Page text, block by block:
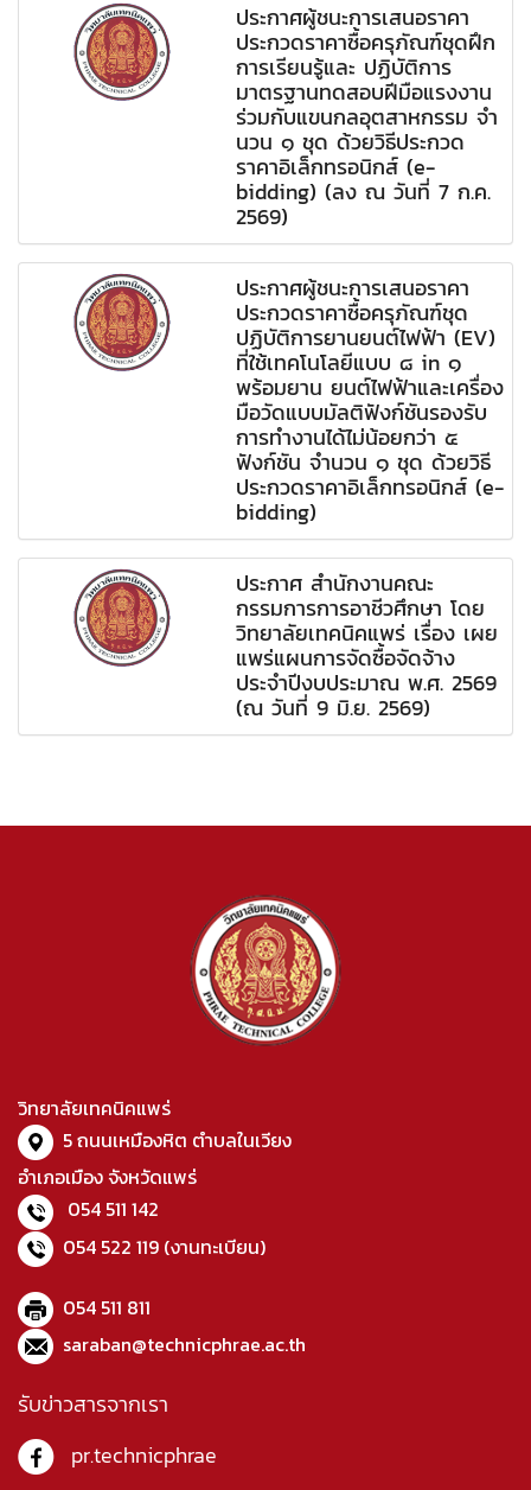
ประกาศผู้ชนะการเสนอราคา
ประกวดราคาซื้อครุภัณฑ์ชุดฝึก
การเรียนรู้และ ปฏิบัติการ
มาตรฐานทดสอบฝีมือแรงงาน
ร่วมกับแขนกลอุตสาหกรรม จํา
นวน ๑ ชุด ด้วยวิธีประกวด
ราคาอิเล็กทรอนิกส์ (e-
bidding) (ลง ณ วันที่ 7 ก.ค.
2569)
ประกาศผู้ชนะการเสนอราคา
ประกวดราคาซื้อครุภัณฑ์ชุด
ปฏิบัติการยานยนต์ไฟฟ้า (EV)
ที่ใช้เทคโนโลยีแบบ ๘ in ๑
พร้อมยาน ยนต์ไฟฟ้าและเครื่อง
มือวัดแบบมัลติฟังก์ชันรองรับ
การทำงานได้ไม่น้อยกว่า ๕
ฟังก์ชัน จำนวน ๑ ชุด ด้วยวิธี
ประกวดราคาอิเล็กทรอนิกส์ (e-
bidding)
ประกาศ สำนักงานคณะ
กรรมการการอาชีวศึกษา โดย
วิทยาลัยเทคนิคแพร่ เรื่อง เผย
แพร่แผนการจัดซื้อจัดจ้าง
ประจำปีงบประมาณ พ.ศ. 2569
(ณ วันที่ 9 มิ.ย. 2569)
วิทยาลัยเทคนิคแพร่
5 ถนนเหมืองหิต ตำบลในเวียง
อำเภอเมือง จังหวัดแพร่
054 511 142
054 522 119 (งานทะเบียน)
054 511 811
saraban@technicphrae.ac.th
รับข่าวสารจากเรา
pr.technicphrae